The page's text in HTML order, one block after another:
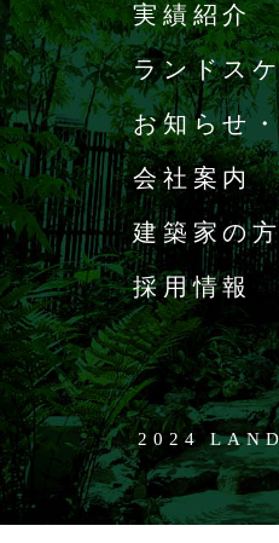
実績紹介
ランドス
お知らせ
会社案内
建築家の
採用情報
2024